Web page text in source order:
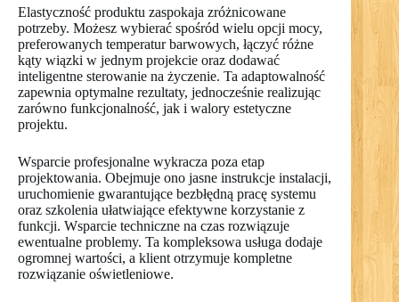
Elastyczność produktu zaspokaja zróżnicowane
potrzeby. Możesz wybierać spośród wielu opcji mocy,
preferowanych temperatur barwowych, łączyć różne
kąty wiązki w jednym projekcie oraz dodawać
inteligentne sterowanie na życzenie. Ta adaptowalność
zapewnia optymalne rezultaty, jednocześnie realizując
zarówno funkcjonalność, jak i walory estetyczne
projektu.
Wsparcie profesjonalne wykracza poza etap
projektowania. Obejmuje ono jasne instrukcje instalacji,
uruchomienie gwarantujące bezbłędną pracę systemu
oraz szkolenia ułatwiające efektywne korzystanie z
funkcji. Wsparcie techniczne na czas rozwiązuje
ewentualne problemy. Ta kompleksowa usługa dodaje
ogromnej wartości, a klient otrzymuje kompletne
rozwiązanie oświetleniowe.